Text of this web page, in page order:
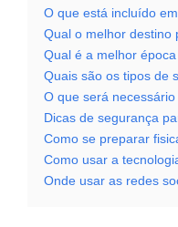
O que está incluído
Qual o melhor destino
Qual é a melhor
Quais são os tipos de
O que será
Dicas de segurança
Como se preparar
Como usar a
Onde usar as redes